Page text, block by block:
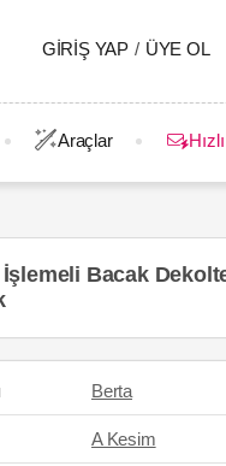
GIRIŞ YAP / ÜYE OL
Araçlar
İşlemeli Bacak
Berta
A Kesim